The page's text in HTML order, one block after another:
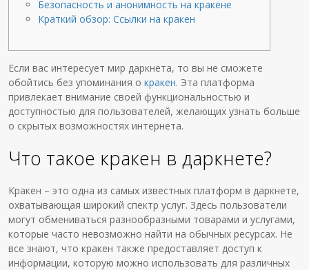
Безопасность и анонимность на кракене
Краткий обзор: Ссылки на кракен
Если вас интересует мир даркнета, то вы не сможете
обойтись без упоминания окракен. Эта платформа
привлекает внимание своей функциональностью и
доступностью для пользователей, желающих узнать больше
о скрытых возможностях интернета.
Что такое кракен в даркнете?
Кракен – это одна из самых известных платформ в даркнете,
охватывающая широкий спектр услуг. Здесь пользователи
могут обмениваться разнообразными товарами и услугами,
которые часто невозможно найти на обычных ресурсах. Не
все знают, что кракен также предоставляет доступ к
информации, которую можно использовать для различных